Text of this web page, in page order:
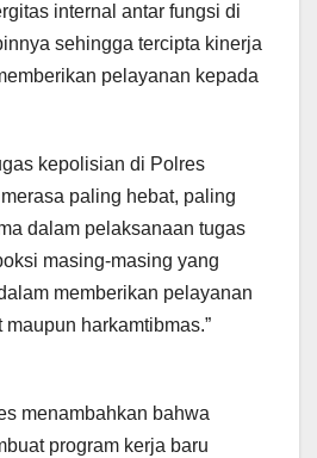
internal antar fungsi di
sehingga tercipta kinerja
pelayanan kepada
kepolisian di Polres
paling hebat, paling
dalam pelaksanaan tugas
masing-masing yang
memberikan pelayanan
harkamtibmas.”
menambahkan bahwa
program kerja baru